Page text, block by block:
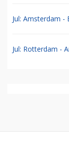
Jul: Amsterdam -
Jul: Rotterdam -